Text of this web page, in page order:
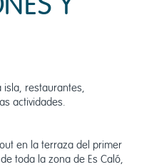
Y
isla, restaurantes,
actividades.
en la terraza del primer
toda la zona de Es Caló,